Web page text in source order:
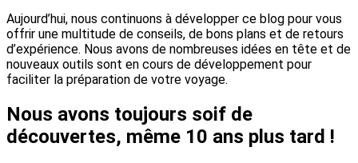
Aujourd’hui, nous continuons à développer ce blog pour vous
offrir une multitude de conseils, de bons plans et de retours
d’expérience. Nous avons de nombreuses idées en tête et de
nouveaux outils sont en cours de développement pour
faciliter la préparation de votre voyage.
Nous avons toujours soif de
découvertes, même 10 ans plus tard !